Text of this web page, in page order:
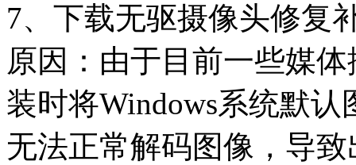
7、下载无驱摄像头修复
原因：由于目前一些媒
装时将Windows系统默
无法正常解码图像，导